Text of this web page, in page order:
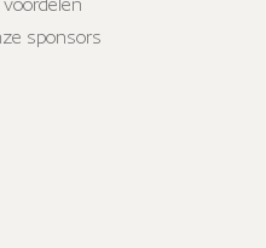
voordelen
sponsors